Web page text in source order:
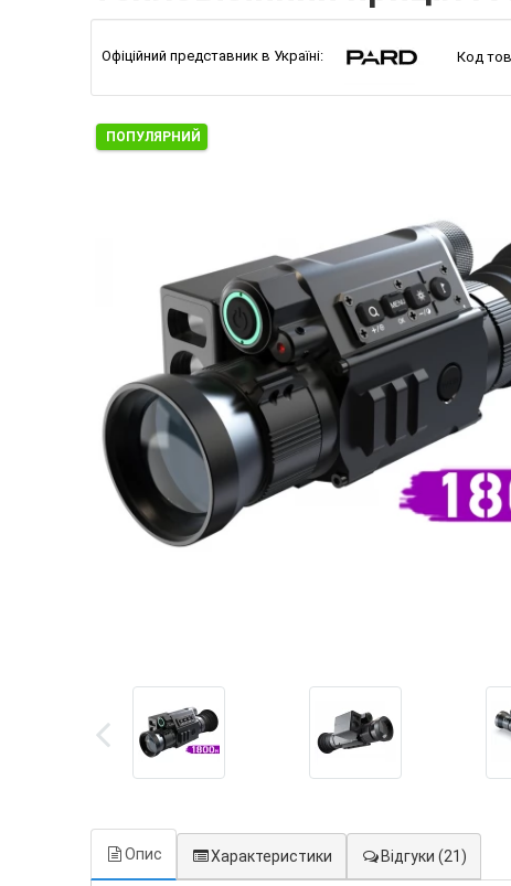
Офіційний представник в Україні: Код
ПОПУЛЯРНИЙ
Опис Характеристики Відгуки (21)